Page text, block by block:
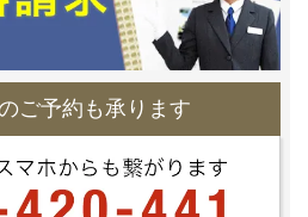
ご予約も承ります